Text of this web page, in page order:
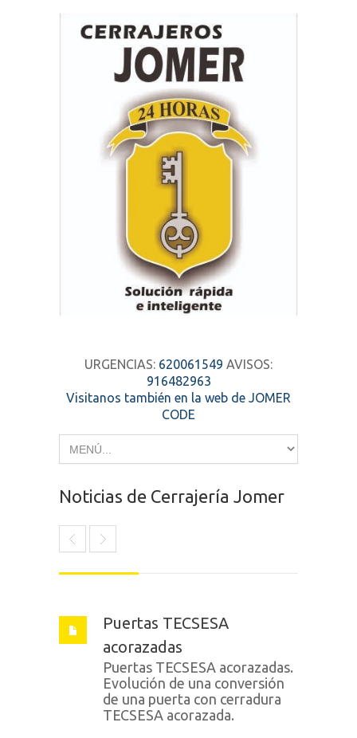
URGENCIAS: 620061549 AVISOS:
916482963
Visitanos también en la web de JOMER
CODE
Noticias de Cerrajería Jomer
Puertas TECSESA
acorazadas
Puertas TECSESA acorazadas.
Evolución de una conversión
de una puerta con cerradura
TECSESA acorazada.